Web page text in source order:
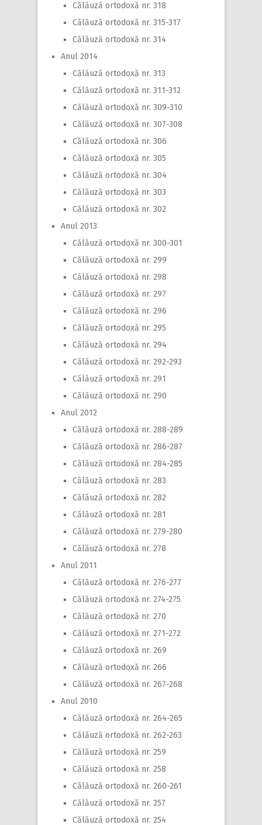
Călăuză ortodoxă nr. 318
Călăuză ortodoxă nr. 315-317
Călăuză ortodoxă nr. 314
Anul 2014
Călăuză ortodoxă nr. 313
Călăuză ortodoxă nr. 311-312
Călăuză ortodoxă nr. 309-310
Călăuză ortodoxă nr. 307-308
Călăuză ortodoxă nr. 306
Călăuză ortodoxă nr. 305
Călăuză ortodoxă nr. 304
Călăuză ortodoxă nr. 303
Călăuză ortodoxă nr. 302
Anul 2013
Călăuză ortodoxă nr. 300-301
Călăuză ortodoxă nr. 299
Călăuză ortodoxă nr. 298
Călăuză ortodoxă nr. 297
Călăuză ortodoxă nr. 296
Călăuză ortodoxă nr. 295
Călăuză ortodoxă nr. 294
Călăuză ortodoxă nr. 292-293
Călăuză ortodoxă nr. 291
Călăuză ortodoxă nr. 290
Anul 2012
Călăuză ortodoxă nr. 288-289
Călăuză ortodoxă nr. 286-287
Călăuză ortodoxă nr. 284-285
Călăuză ortodoxă nr. 283
Călăuză ortodoxă nr. 282
Călăuză ortodoxă nr. 281
Călăuză ortodoxă nr. 279-280
Călăuză ortodoxă nr. 278
Anul 2011
Călăuză ortodoxă nr. 276-277
Călăuză ortodoxă nr. 274-275
Călăuză ortodoxă nr. 270
Călăuză ortodoxă nr. 271-272
Călăuză ortodoxă nr. 269
Călăuză ortodoxă nr. 266
Călăuză ortodoxă nr. 267-268
Anul 2010
Călăuză ortodoxă nr. 264-265
Călăuză ortodoxă nr. 262-263
Călăuză ortodoxă nr. 259
Călăuză ortodoxă nr. 258
Călăuză ortodoxă nr. 260-261
Călăuză ortodoxă nr. 257
Călăuză ortodoxă nr. 254